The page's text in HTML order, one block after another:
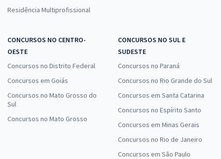
Residência Multiprofissional
CONCURSOS NO CENTRO-
OESTE
Concursos no Distrito Federal
Concursos em Goiás
Concursos no Mato Grosso do
Sul
Concursos no Mato Grosso
CONCURSOS NO SUL E
SUDESTE
Concursos no Paraná
Concursos no Rio Grande do Sul
Concursos em Santa Catarina
Concursos no Espírito Santo
Concursos em Minas Gerais
Concursos no Rio de Janeiro
Concursos em São Paulo